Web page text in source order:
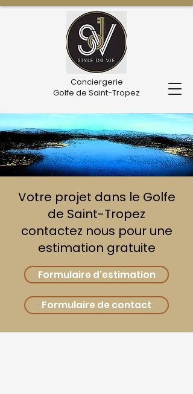
Conciergerie
Golfe de Saint-Tropez
Votre projet dans le Golfe
de Saint-Tropez
contactez nous pour une
estimation gratuite
Formulaire d'estimation
Formulaire de contact